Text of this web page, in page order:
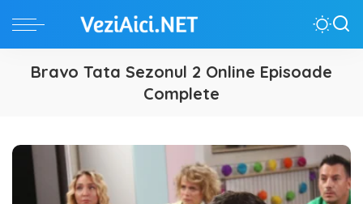
Bravo Tata Sezonul 2 Online Episoade
Complete